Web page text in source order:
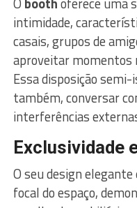
intimidade,
casais, grupos de
aproveitar momentos
Essa disposição
também, conversar
interferências
Exclusividade
O seu design
focal do espaço,